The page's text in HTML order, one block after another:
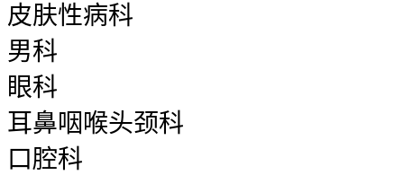
皮肤性病科
男科
眼科
耳鼻咽喉头颈科
口腔科